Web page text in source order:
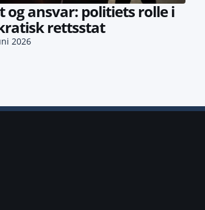
og ansvar: politiets rolle i
rettsstat
2026